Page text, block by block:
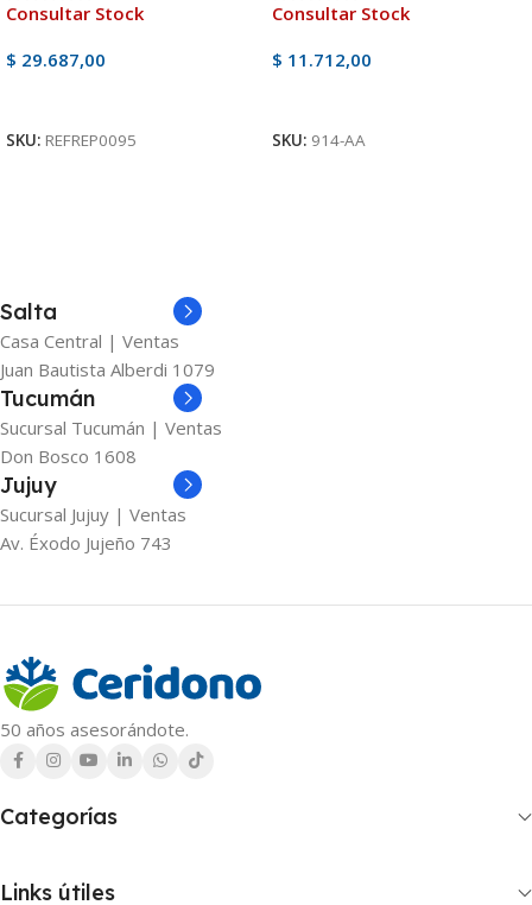
Consultar Stock
$ 29.687,00
SKU: REFREP0095
Consultar Stock
$ 11.712,00
SKU: 914-AA
Salta
Casa Central | Ventas
Juan Bautista Alberdi 1079
Tucumán
Sucursal Tucumán | Ventas
Don Bosco 1608
Jujuy
Sucursal Jujuy | Ventas
Av. Éxodo Jujeño 743
50 años asesorándote.
Categorías
Links útiles